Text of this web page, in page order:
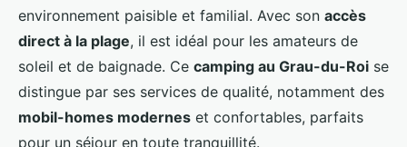
environnement paisible et familial. Avec son accès
direct à la plage, il est idéal pour les amateurs de
soleil et de baignade. Ce camping au Grau-du-Roi se
distingue par ses services de qualité, notamment des
mobil-homes modernes et confortables, parfaits
pour un séjour en toute tranquillité.